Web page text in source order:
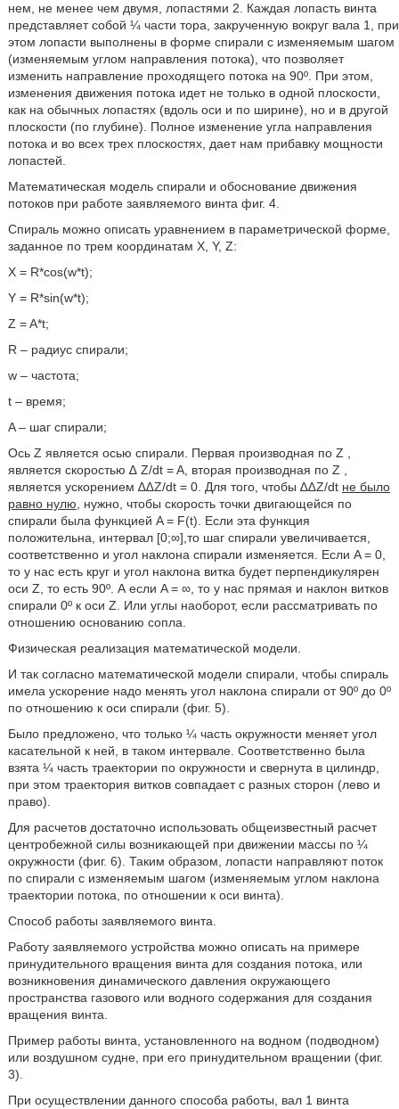
нем, не менее чем двумя, лопастями 2. Каждая лопасть винта
представляет собой ¼ части тора, закрученную вокруг вала 1, при
этом лопасти выполнены в форме спирали с изменяемым шагом
(изменяемым углом направления потока), что позволяет
изменить направление проходящего потока на 90º. При этом,
изменения движения потока идет не только в одной плоскости,
как на обычных лопастях (вдоль оси и по ширине), но и в другой
плоскости (по глубине). Полное изменение угла направления
потока и во всех трех плоскостях, дает нам прибавку мощности
лопастей.
Математическая модель спирали и обоснование движения
потоков при работе заявляемого винта фиг. 4.
Спираль можно описать уравнением в параметрической форме,
заданное по трем координатам X, Y, Z:
X = R*cos(w*t);
Y = R*sin(w*t);
Z = A*t;
R – радиус спирали;
w – частота;
t – время;
A – шаг спирали;
Ось Z является осью спирали. Первая производная по Z ,
является скоростью ∆ Z/dt = A, вторая производная по Z ,
является ускорением ∆∆Z/dt = 0. Для того, чтобы ∆∆Z/dt не было
равно нулю, нужно, чтобы скорость точки двигающейся по
спирали была функцией A = F(t). Если эта функция
положительна, интервал [0;∞],то шаг спирали увеличивается,
соответственно и угол наклона спирали изменяется. Если A = 0,
то у нас есть круг и угол наклона витка будет перпендикулярен
оси Z, то есть 90º. А если A = ∞, то у нас прямая и наклон витков
спирали 0º к оси Z. Или углы наоборот, если рассматривать по
отношению основанию сопла.
Физическая реализация математической модели.
И так согласно математической модели спирали, чтобы спираль
имела ускорение надо менять угол наклона спирали от 90º до 0º
по отношению к оси спирали (фиг. 5).
Было предложено, что только ¼ часть окружности меняет угол
касательной к ней, в таком интервале. Соответственно была
взята ¼ часть траектории по окружности и свернута в цилиндр,
при этом траектория витков совпадает с разных сторон (лево и
право).
Для расчетов достаточно использовать общеизвестный расчет
центробежной силы возникающей при движении массы по ¼
окружности (фиг. 6). Таким образом, лопасти направляют поток
по спирали с изменяемым шагом (изменяемым углом наклона
траектории потока, по отношении к оси винта).
Способ работы заявляемого винта.
Работу заявляемого устройства можно описать на примере
принудительного вращения винта для создания потока, или
возникновения динамического давления окружающего
пространства газового или водного содержания для создания
вращения винта.
Пример работы винта, установленного на водном (подводном)
или воздушном судне, при его принудительном вращении (фиг.
3).
При осуществлении данного способа работы, вал 1 винта